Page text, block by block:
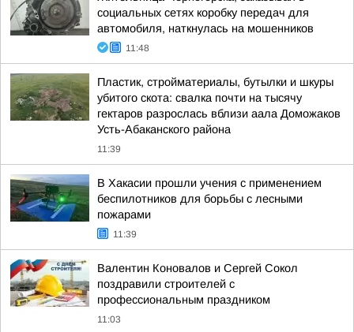
социальных сетях коробку передач для
автомобиля, наткнулась на мошенников
11:48
Пластик, стройматериалы, бутылки и шкуры
убитого скота: свалка почти на тысячу
гектаров разрослась вблизи аала Доможаков
Усть-Абаканского района
11:39
В Хакасии прошли учения с применением
беспилотников для борьбы с лесными
пожарами
11:39
Валентин Коновалов и Сергей Сокол
поздравили строителей с
профессиональным праздником
11:03